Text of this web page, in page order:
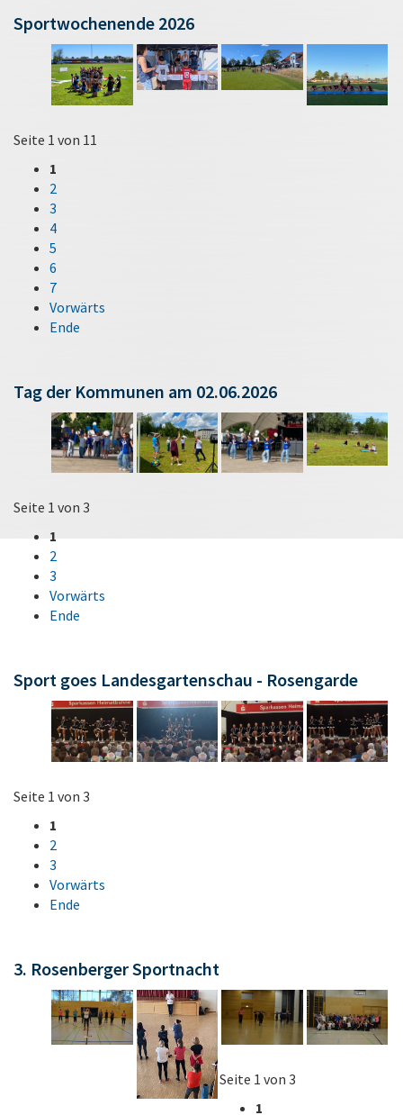
Sportwochenende 2026
Seite 1 von 11
1
2
3
4
5
6
7
Vorwärts
Ende
Tag der Kommunen am 02.06.2026
Seite 1 von 3
1
2
3
Vorwärts
Ende
Sport goes Landesgartenschau - Rosengarde
Seite 1 von 3
1
2
3
Vorwärts
Ende
3. Rosenberger Sportnacht
Seite 1 von 3
1